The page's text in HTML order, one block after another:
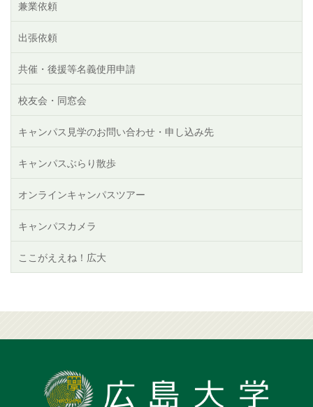
兼業依頼
出張依頼
共催・後援等名義使用申請
校友会・同窓会
キャンパス見学のお問い合わせ・申し込み先
キャンパスぶらり散歩
オンラインキャンパスツアー
キャンパスカメラ
ここがええね！広大